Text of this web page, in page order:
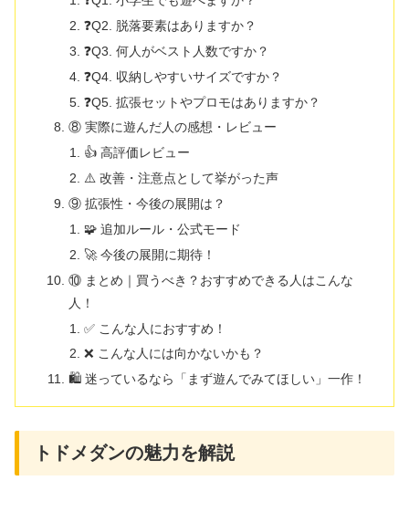
❓Q2. 脱落要素はありますか？
❓Q3. 何人がベスト人数ですか？
❓Q4. 収納しやすいサイズですか？
❓Q5. 拡張セットやプロモはありますか？
⑧ 実際に遊んだ人の感想・レビュー
👍 高評価レビュー
⚠️ 改善・注意点として挙がった声
⑨ 拡張性・今後の展開は？
🧩 追加ルール・公式モード
🚀 今後の展開に期待！
⑩ まとめ｜買うべき？おすすめできる人はこんな
人！
✅ こんな人におすすめ！
❌ こんな人には向かないかも？
🛍 迷っているなら「まず遊んでみてほしい」一作！
トドメダンの魅力を解説